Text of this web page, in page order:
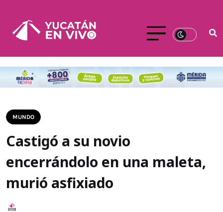
MUNDO
Castigó a su novio
encerrándolo en una maleta,
murió asfixiado